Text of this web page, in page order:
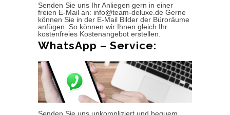
Senden Sie uns Ihr Anliegen gern in einer
freien E-Mail an: info@team-deluxe.de Gerne
können Sie in der E-Mail Bilder der Büroräume
anfügen. So können wir Ihnen gleich Ihr
kostenfreies Kostenangebot erstellen.
WhatsApp – Service: